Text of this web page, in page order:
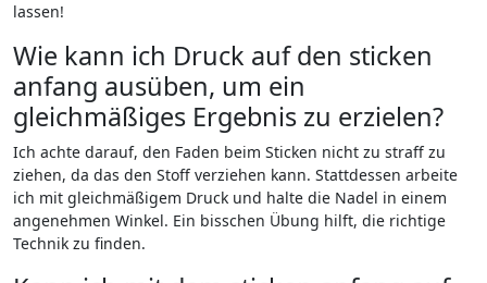
‍lassen!
Wie kann ich Druck auf den ⁢sticken
anfang ausüben, um ein
gleichmäßiges Ergebnis zu‍ erzielen?
Ich achte darauf, den Faden beim Sticken nicht ⁣zu straff zu
ziehen, da das den Stoff verziehen kann. Stattdessen arbeite
ich⁤ mit ​gleichmäßigem Druck und halte die Nadel ⁤in⁤ einem
angenehmen Winkel. Ein bisschen Übung hilft, ​die richtige⁣
Technik zu finden.